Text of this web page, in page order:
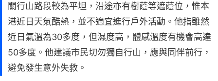
關行山路段較為平坦，沿途亦有樹蔭等遮蔭位，惟本
港近日天氣酷熱，並不適宜進行戶外活動。他指雖然
近日氣溫為30多度，但濕度高，體感溫度有機會高達
50多度。他建議市民切勿獨自行山，應與同伴前行，
避免發生意外失救。